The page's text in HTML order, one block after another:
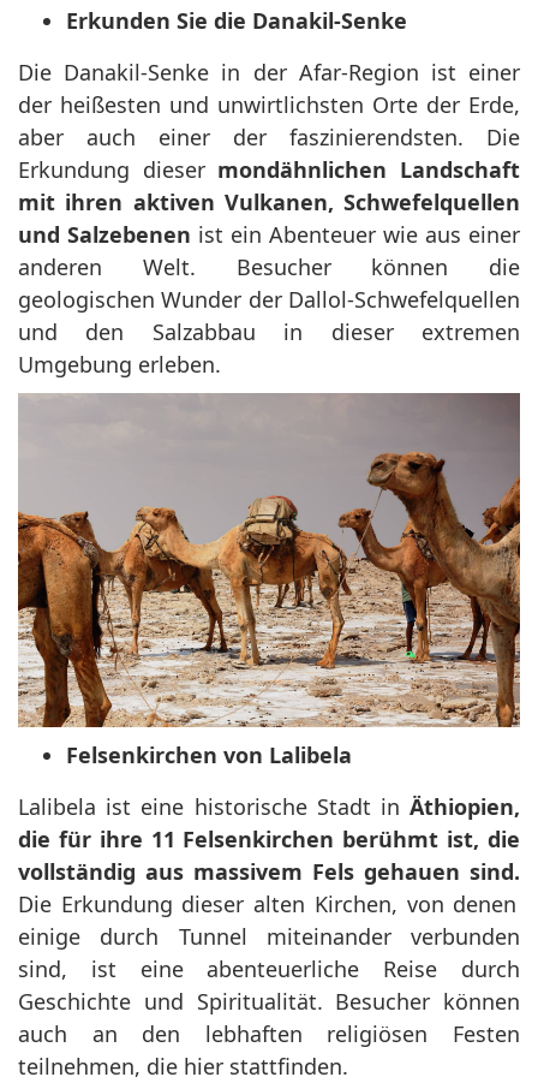
Erkunden Sie die Danakil-Senke
Die Danakil-Senke in der Afar-Region ist einer
der heißesten und unwirtlichsten Orte der Erde,
aber auch einer der faszinierendsten. Die
Erkundung dieser mondähnlichen Landschaft
mit ihren aktiven Vulkanen, Schwefelquellen
und Salzebenen ist ein Abenteuer wie aus einer
anderen Welt. Besucher können die
geologischen Wunder der Dallol-Schwefelquellen
und den Salzabbau in dieser extremen
Umgebung erleben.
Felsenkirchen von Lalibela
Lalibela ist eine historische Stadt in Äthiopien,
die für ihre 11 Felsenkirchen berühmt ist, die
vollständig aus massivem Fels gehauen sind.
Die Erkundung dieser alten Kirchen, von denen
einige durch Tunnel miteinander verbunden
sind, ist eine abenteuerliche Reise durch
Geschichte und Spiritualität. Besucher können
auch an den lebhaften religiösen Festen
teilnehmen, die hier stattfinden.